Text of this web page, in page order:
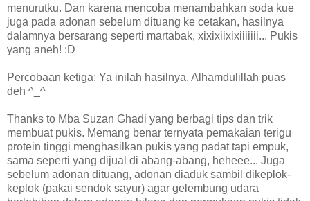
menurutku. Dan karena mencoba menambahkan soda kue
juga pada adonan sebelum dituang ke cetakan, hasilnya
dalamnya bersarang seperti martabak, xixixiixixiiiiiii... Pukis
yang aneh! :D
Percobaan ketiga: Ya inilah hasilnya. Alhamdulillah puas
deh ^_^
Thanks to Mba Suzan Ghadi yang berbagi tips dan trik
membuat pukis. Memang benar ternyata pemakaian terigu
protein tinggi menghasilkan pukis yang padat tapi empuk,
sama seperti yang dijual di abang-abang, heheee... Juga
sebelum adonan dituang, adonan diaduk sambil dikeplok-
keplok (pakai sendok sayur) agar gelembung udara